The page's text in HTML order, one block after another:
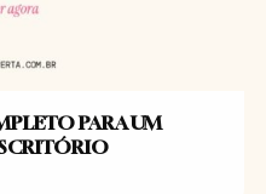
PARA UM